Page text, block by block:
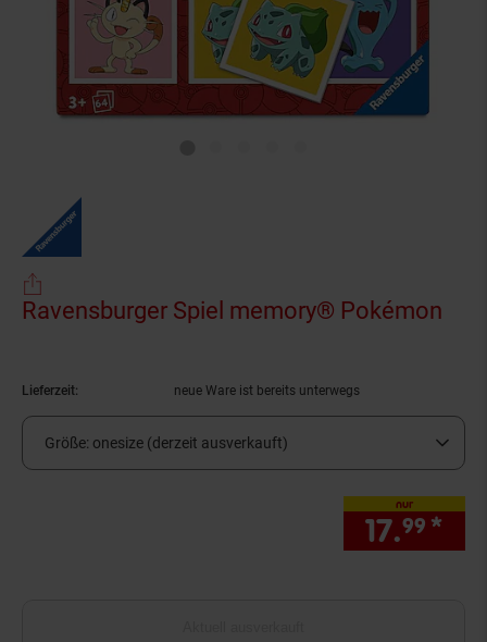
Ravensburger Spiel memory® Pokémon
Lieferzeit: neue Ware ist bereits unterwegs
Größe: onesize (derzeit ausverkauft)
nur
17.99 *